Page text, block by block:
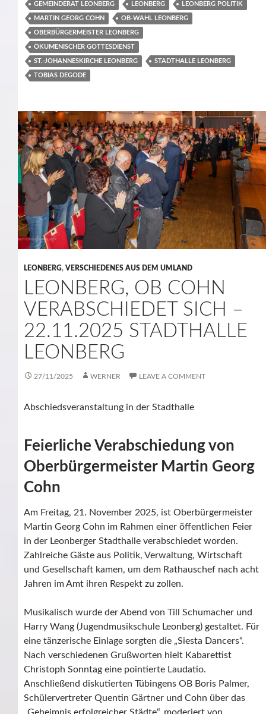
GEMEINDERAT LEONBERG LEONBERG LEONBERG POLITIK
MARTIN GEORG COHN OB-WAHL LEONBERG
OBERBÜRGERMEISTER LEONBERG
ÖKUMENISCHER GOTTESDIENST
ST.-JOHANNESKIRCHE LEONBERG STADTHALLE LEONBERG
TOBIAS DEGODE
LEONBERG, VERSCHIEDENES AUS DEM UMLAND
LEONBERG, OB COHN
VERABSCHIEDET SICH –
22.11.2025 STADTHALLE
LEONBERG
27/11/2025 WERNER LEAVE A COMMENT
Abschiedsveranstaltung in der Stadthalle
Feierliche Verabschiedung von
Oberbürgermeister Martin Georg
Cohn
Am Freitag, 21. November 2025, ist Oberbürgermeister
Martin Georg Cohn im Rahmen einer öffentlichen Feier
in der Leonberger Stadthalle verabschiedet worden.
Zahlreiche Gäste aus Politik, Verwaltung, Wirtschaft
und Gesellschaft kamen, um dem Rathauschef nach acht
Jahren im Amt ihren Respekt zu zollen.
Musikalisch wurde der Abend von Till Schumacher und
Harry Wang (Jugendmusikschule Leonberg) gestaltet. Für
eine tänzerische Einlage sorgten die „Siesta Dancers“.
Nach verschiedenen Grußworten hielt Kabarettist
Christoph Sonntag eine pointierte Laudatio.
Anschließend diskutierten Tübingens OB Boris Palmer,
Schülervertreter Quentin Gärtner und Cohn über das
„Geheimnis erfolgreicher Städte“, moderiert von